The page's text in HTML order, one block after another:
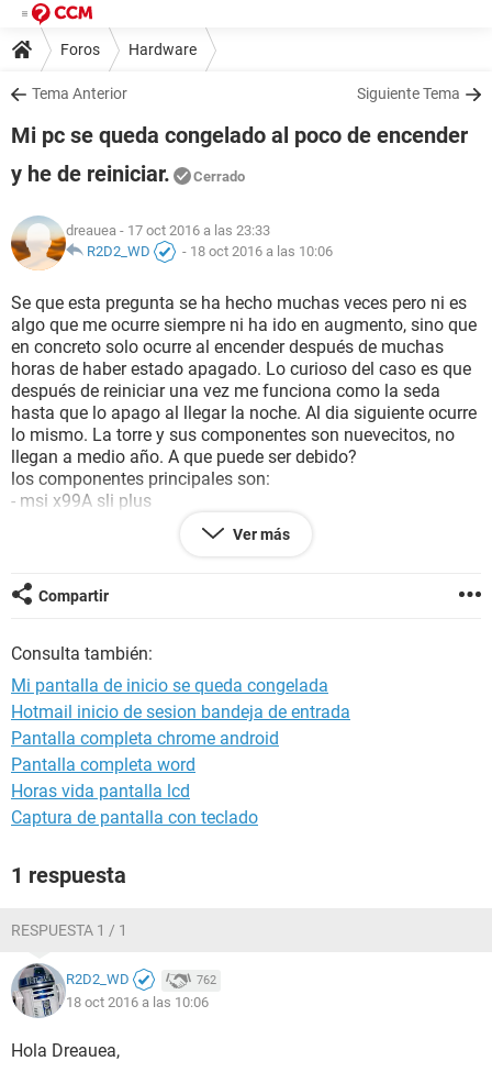
Foros Hardware
Tema Anterior Siguiente Tema
Mi pc se queda congelado al poco de encender
y he de reiniciar.
Cerrado
dreauea - 17 oct 2016 a las 23:33
R2D2_WD
- 18 oct 2016 a las 10:06
Se que esta pregunta se ha hecho muchas veces pero ni es
algo que me ocurre siempre ni ha ido en augmento, sino que
en concreto solo ocurre al encender después de muchas
horas de haber estado apagado. Lo curioso del caso es que
después de reiniciar una vez me funciona como la seda
hasta que lo apago al llegar la noche. Al dia siguiente ocurre
lo mismo. La torre y sus componentes son nuevecitos, no
llegan a medio año. A que puede ser debido?
los componentes principales son:
- msi x99A sli plus
- g.skill ripjaws ddr4 2x8gb
- nox nx 750w
Ver más
Compartir
Consulta también:
Mi pantalla de inicio se queda congelada
Hotmail inicio de sesion bandeja de entrada
Pantalla completa chrome android
Pantalla completa word
Horas vida pantalla lcd
Captura de pantalla con teclado
1 respuesta
RESPUESTA 1 / 1
R2D2_WD 762
18 oct 2016 a las 10:06
Hola Dreauea,